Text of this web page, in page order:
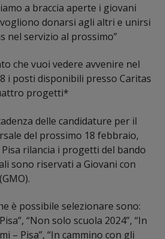
a braccia aperte i giovani
donarsi agli altri e unirsi
nel servizio al prossimo”
che vuoi vedere avvenire nel
i posti disponibili presso Caritas
progetti*
delle candidature per il
del prossimo 18 febbraio,
rilancia i progetti del bando
sono riservati a Giovani con
è possibile selezionare sono:
“Non solo scuola 2024”, “In
– Pisa”, “In cammino con gli